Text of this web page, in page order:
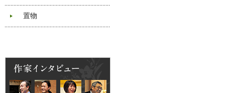
置物